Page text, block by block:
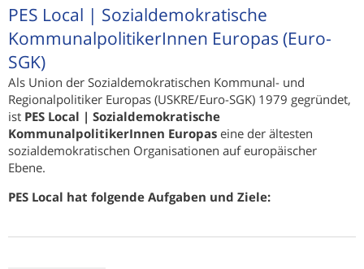
PES Local | Sozialdemokratische
KommunalpolitikerInnen Europas (Euro-
SGK)
Als Union der Sozialdemokratischen Kommunal- und
Regionalpolitiker Europas (USKRE/Euro-SGK) 1979 gegründet,
ist PES Local | Sozialdemokratische
KommunalpolitikerInnen Europas eine der ältesten
sozialdemokratischen Organisationen auf europäischer
Ebene.
PES Local hat folgende Aufgaben und Ziele: